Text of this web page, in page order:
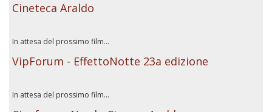
Cineteca Araldo
In attesa del prossimo film...
VipForum - EffettoNotte 23a edizione
In attesa del prossimo film...